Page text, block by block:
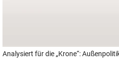
Analysiert für die „Krone“: